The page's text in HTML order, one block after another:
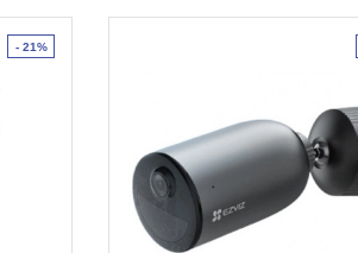
- 21%